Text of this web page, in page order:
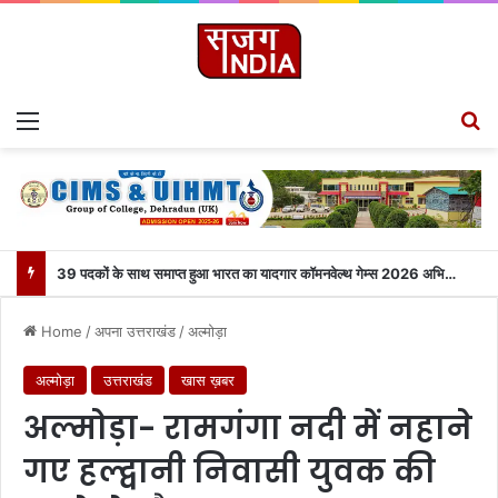
39 पदकों के साथ समाप्त हुआ भारत का यादगार कॉमनवेल्थ गेम्स 2026 अभियान..
Home /अपना उत्तराखंड /अल्मोड़ा
अल्मोड़ा उत्तराखंड खास ख़बर
अल्मोड़ा- रामगंगा नदी में नहाने
गए हल्द्वानी निवासी युवक की